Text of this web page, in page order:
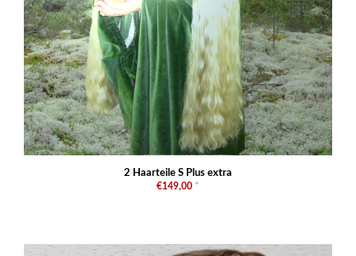
2 Haarteile S Plus extra
€149,00 *